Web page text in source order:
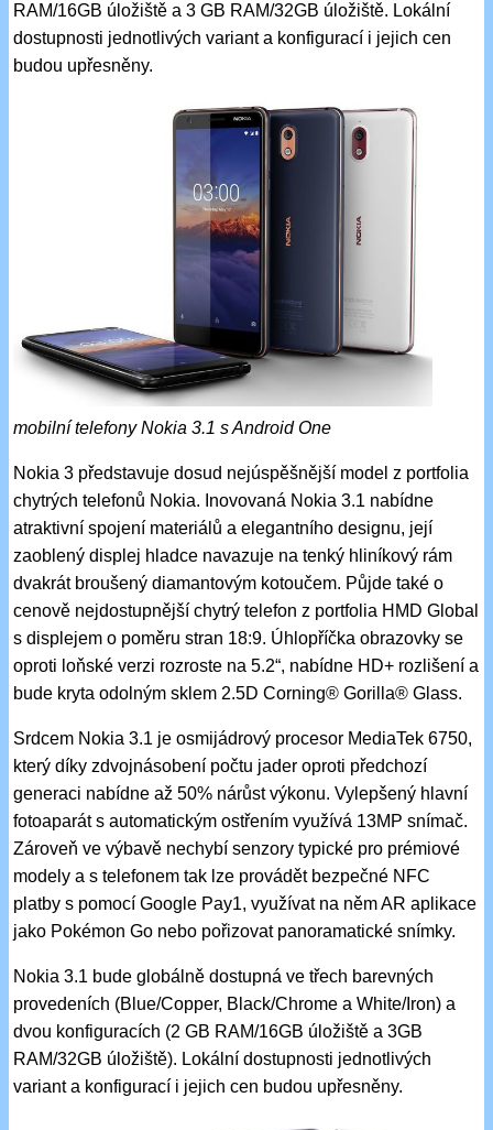
RAM/16GB úložiště a 3 GB RAM/32GB úložiště. Lokální
dostupnosti jednotlivých variant a konfigurací i jejich cen
budou upřesněny.
mobilní telefony Nokia 3.1 s Android One
Nokia 3 představuje dosud nejúspěšnější model z portfolia
chytrých telefonů Nokia. Inovovaná Nokia 3.1 nabídne
atraktivní spojení materiálů a elegantního designu, její
zaoblený displej hladce navazuje na tenký hliníkový rám
dvakrát broušený diamantovým kotoučem. Půjde také o
cenově nejdostupnější chytrý telefon z portfolia HMD Global
s displejem o poměru stran 18:9. Úhlopříčka obrazovky se
oproti loňské verzi rozroste na 5.2“, nabídne HD+ rozlišení a
bude kryta odolným sklem 2.5D Corning® Gorilla® Glass.
Srdcem Nokia 3.1 je osmijádrový procesor MediaTek 6750,
který díky zdvojnásobení počtu jader oproti předchozí
generaci nabídne až 50% nárůst výkonu. Vylepšený hlavní
fotoaparát s automatickým ostřením využívá 13MP snímač.
Zároveň ve výbavě nechybí senzory typické pro prémiové
modely a s telefonem tak lze provádět bezpečné NFC
platby s pomocí Google Pay1, využívat na něm AR aplikace
jako Pokémon Go nebo pořizovat panoramatické snímky.
Nokia 3.1 bude globálně dostupná ve třech barevných
provedeních (Blue/Copper, Black/Chrome a White/Iron) a
dvou konfiguracích (2 GB RAM/16GB úložiště a 3GB
RAM/32GB úložiště). Lokální dostupnosti jednotlivých
variant a konfigurací i jejich cen budou upřesněny.